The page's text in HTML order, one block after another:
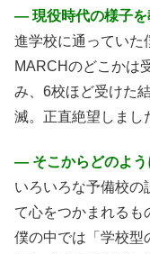
― 現役時代の様子を
進学校に通っていた
MARCHのどこかは
み、6校ほど受けた
滅。正直絶望しまし
― そこからどのよう
いろいろな予備校の
て心をつかまれるも
僕の中では「学校型